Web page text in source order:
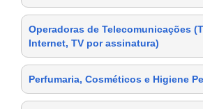
Operadoras de Telecomunicações
Internet, TV por assinatura)
Perfumaria, Cosméticos e Higiene